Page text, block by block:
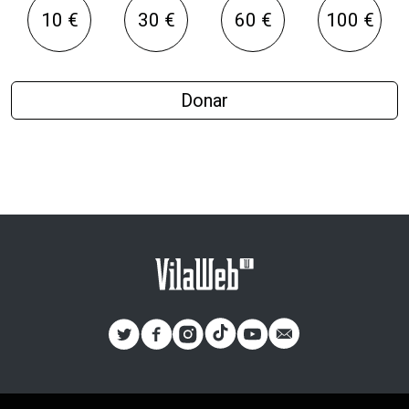
10 € 30 € 60 € 100 €
Donar